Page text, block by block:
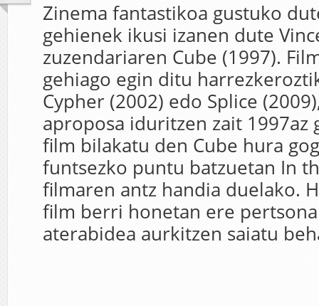
Zinema fantastikoa gustuko
gehienek ikusi izanen dute
zuzendariaren Cube (1997).
gehiago egin ditu
Cypher (2002) edo Splice
aproposa iduritzen zait
film bilakatu den Cube hura
funtsezko puntu batzuetan In
filmaren antz handia duelako.
film berri honetan ere
aterabidea aurkitzen saiatu